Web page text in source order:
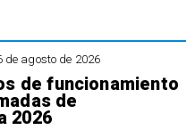
de agosto de 2026
de funcionamiento
de
2026